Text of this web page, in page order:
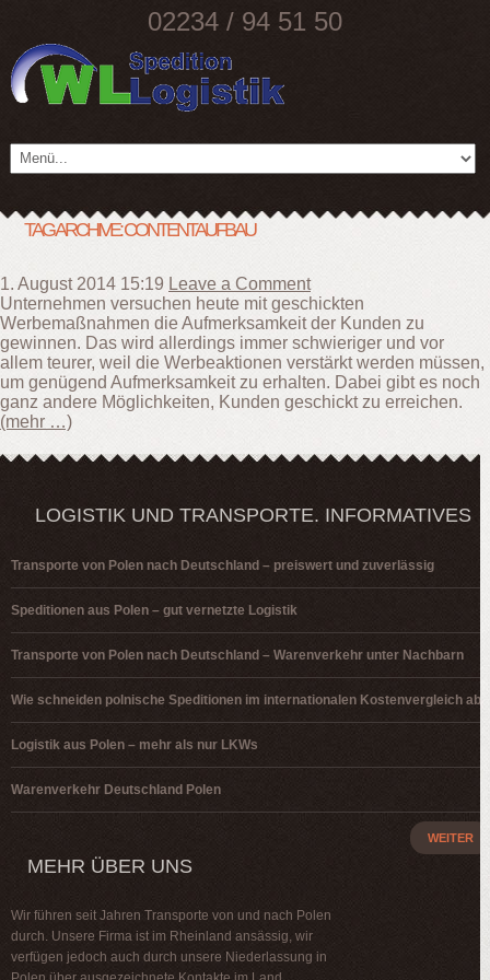
02234 / 94 51 50
TAG ARCHIVE: CONTENTAUFBAU
1. August 2014 15:19 Leave a Comment
Unternehmen versuchen heute mit geschickten
Werbemaßnahmen die Aufmerksamkeit der Kunden zu
gewinnen. Das wird allerdings immer schwieriger und vor
allem teurer, weil die Werbeaktionen verstärkt werden müssen,
um genügend Aufmerksamkeit zu erhalten. Dabei gibt es noch
ganz andere Möglichkeiten, Kunden geschickt zu erreichen.
(mehr …)
LOGISTIK UND TRANSPORTE. INFORMATIVES
Transporte von Polen nach Deutschland – preiswert und zuverlässig
Speditionen aus Polen – gut vernetzte Logistik
Transporte von Polen nach Deutschland – Warenverkehr unter Nachbarn
Wie schneiden polnische Speditionen im internationalen Kostenvergleich ab?
Logistik aus Polen – mehr als nur LKWs
Warenverkehr Deutschland Polen
WEITER
MEHR ÜBER UNS
Wir führen seit Jahren Transporte von und nach Polen
durch. Unsere Firma ist im Rheinland ansässig, wir
verfügen jedoch auch durch unsere Niederlassung in